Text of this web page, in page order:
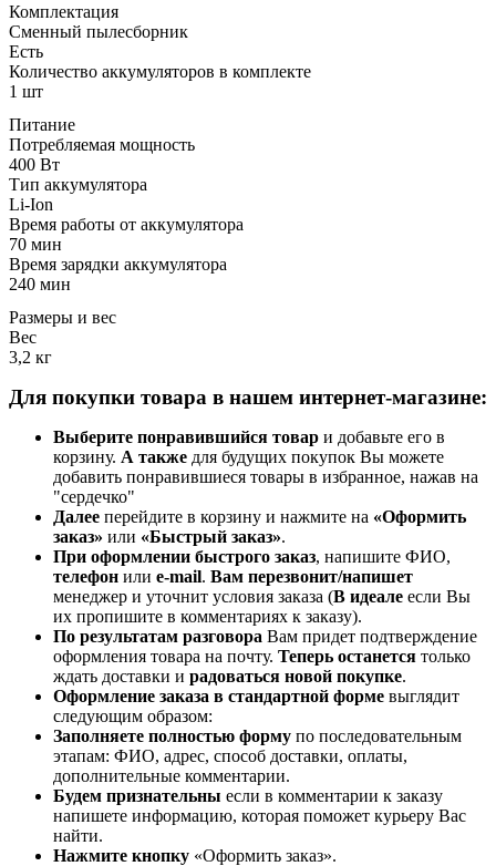
Комплектация
Сменный пылесборник
Есть
Количество аккумуляторов в комплекте
1 шт
Питание
Потребляемая мощность
400 Вт
Тип аккумулятора
Li-Ion
Время работы от аккумулятора
70 мин
Время зарядки аккумулятора
240 мин
Размеры и вес
Вес
3,2 кг
Для покупки товара в нашем интернет-магазине:
Выберите понравившийся товар и добавьте его в
корзину. А также для будущих покупок Вы можете
добавить понравившиеся товары в избранное, нажав на
"сердечко"
Далее перейдите в корзину и нажмите на «Оформить
заказ» или «Быстрый заказ».
При оформлении быстрого заказ, напишите ФИО,
телефон или e-mail. Вам перезвонит/напишет
менеджер и уточнит условия заказа (В идеале если Вы
их пропишите в комментариях к заказу).
По результатам разговора Вам придет подтверждение
оформления товара на почту. Теперь останется только
ждать доставки и радоваться новой покупке.
Оформление заказа в стандартной форме выглядит
следующим образом:
Заполняете полностью форму по последовательным
этапам: ФИО, адрес, способ доставки, оплаты,
дополнительные комментарии.
Будем признательны если в комментарии к заказу
напишете информацию, которая поможет курьеру Вас
найти.
Нажмите кнопку «Оформить заказ».